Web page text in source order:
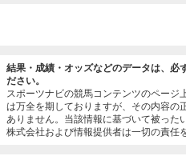
結果・成績・オッズなどのデータは、必
ださい。
スポーツナビの競馬コンテンツのページ
は万全を期しておりますが、その内容の
ありません。当該情報に基づいて被った
株式会社および情報提供者は一切の責任